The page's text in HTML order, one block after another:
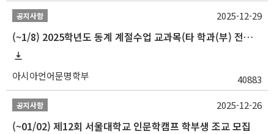
공지사항
(~1/8) 2025학년도 동계 계절수업 교과목(타 학과(부) 전공 및 교양) 성적평가방법 선택제 신청 안내
아시아언어문명학부 40883
2025-12-29
공지사항
(~01/02) 제12회 서울대학교 인문학캠프 학부생 조교 모집
2025-12-26